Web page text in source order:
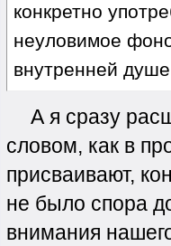
конкретно
неуловимое
внутренней
А я сразу
словом, как в
присваивают,
не было спора
внимания